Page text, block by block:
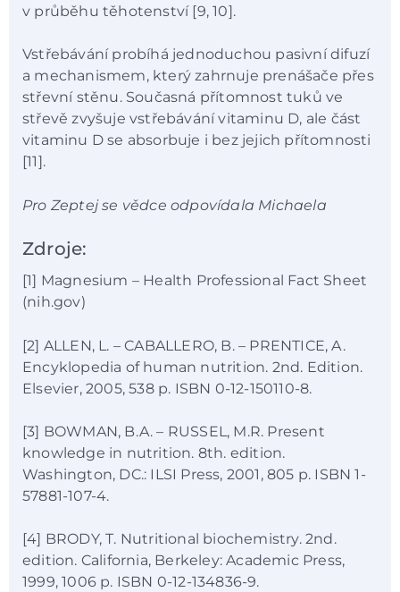
v průběhu těhotenství [9, 10].
Vstřebávání probíhá jednoduchou pasivní difuzí
a mechanismem, který zahrnuje prenášače přes
střevní stěnu. Současná přítomnost tuků ve
střevě zvyšuje vstřebávání vitaminu D, ale část
vitaminu D se absorbuje i bez jejich přítomnosti
[11].
Pro Zeptej se vědce odpovídala Michaela
Zdroje:
[1] Magnesium – Health Professional Fact Sheet
(nih.gov)
[2] ALLEN, L. – CABALLERO, B. – PRENTICE, A.
Encyklopedia of human nutrition. 2nd. Edition.
Elsevier, 2005, 538 p. ISBN 0-12-150110-8.
[3] BOWMAN, B.A. – RUSSEL, M.R. Present
knowledge in nutrition. 8th. edition.
Washington, DC.: ILSI Press, 2001, 805 p. ISBN 1-
57881-107-4.
[4] BRODY, T. Nutritional biochemistry. 2nd.
edition. California, Berkeley: Academic Press,
1999, 1006 p. ISBN 0-12-134836-9.